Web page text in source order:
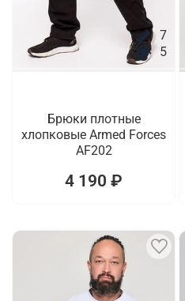
7
5
Брюки плотные
хлопковые Armed Forces
AF202
4 190 ₽